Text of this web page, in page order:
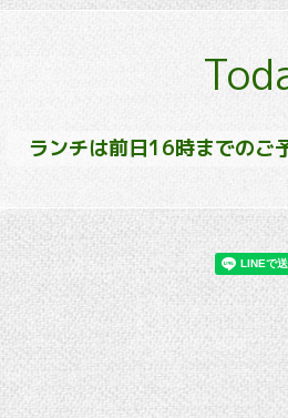
ランチは前日16時までのご